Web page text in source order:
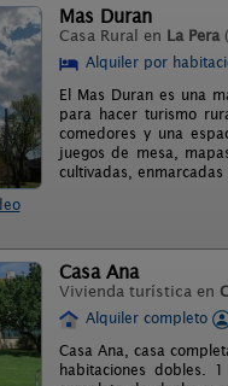
Mas Duran
Casa Rural en La Pera
Alquiler por
El Mas Duran es una
para hacer turismo
comedores y una
juegos de mesa,
cultivadas,
Casa Ana
Vivienda turística en
Alquiler completo
Casa Ana, casa
habitaciones dobles.